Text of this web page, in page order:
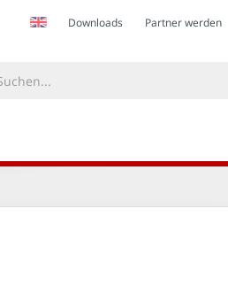
Downloads Partner werden